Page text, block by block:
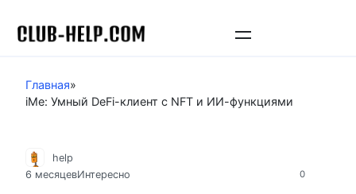
контенту
Главная»
iMe: Умный DeFi-клиент с NFT и ИИ-функциями
0
help
6 месяцевИнтересно